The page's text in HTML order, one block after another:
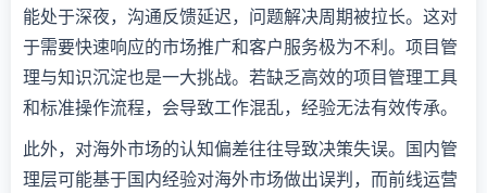
能处于深夜，沟通反馈延迟，问题解决周期被拉长。这对
于需要快速响应的市场推广和客户服务极为不利。项目管
理与知识沉淀也是一大挑战。若缺乏高效的项目管理工具
和标准操作流程，会导致工作混乱，经验无法有效传承。
此外，对海外市场的认知偏差往往导致决策失误。国内管
理层可能基于国内经验对海外市场做出误判，而前线运营